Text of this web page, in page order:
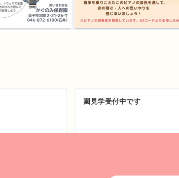
園見学受付中です